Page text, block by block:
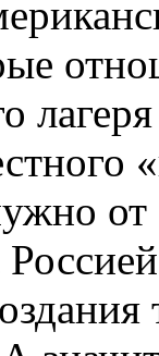
от